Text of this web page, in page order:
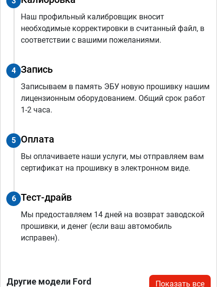
Наш профильный калибровщик вносит
необходимые корректировки в считанный файл, в
соответствии с вашими пожеланиями.
4 Запись
Записываем в память ЭБУ новую прошивку нашим
лицензионным оборудованием. Общий срок работ
1-2 часа.
5 Оплата
Вы оплачиваете наши услуги, мы отправляем вам
сертификат на прошивку в электронном виде.
6 Тест-драйв
Мы предоставляем 14 дней на возврат заводской
прошивки, и денег (если ваш автомобиль
исправен).
Другие модели Ford Показать все